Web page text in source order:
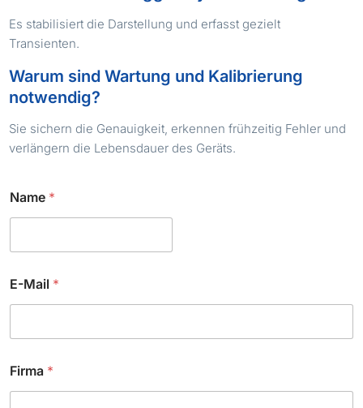
Es stabilisiert die Darstellung und erfasst gezielt
Transienten.
Warum sind Wartung und Kalibrierung
notwendig?
Sie sichern die Genauigkeit, erkennen frühzeitig Fehler und
verlängern die Lebensdauer des Geräts.
Name *
r
b
E-Mail *
Firma *